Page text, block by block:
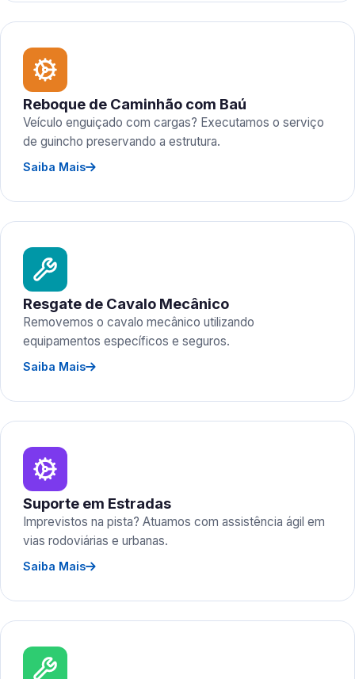
Reboque de Caminhão com Baú
Veículo enguiçado com cargas? Executamos o serviço
de guincho preservando a estrutura.
Saiba Mais
Resgate de Cavalo Mecânico
Removemos o cavalo mecânico utilizando
equipamentos específicos e seguros.
Saiba Mais
Suporte em Estradas
Imprevistos na pista? Atuamos com assistência ágil em
vias rodoviárias e urbanas.
Saiba Mais